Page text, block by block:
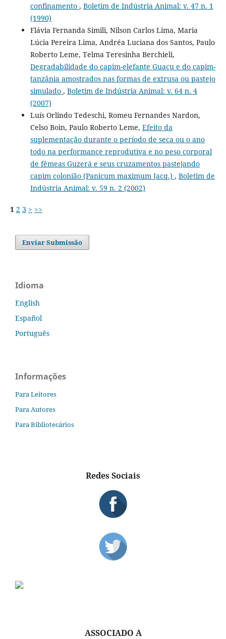
confinamento , Boletim de Indústria Animal: v. 47 n. 1
(1990)
Flávia Fernanda Simili, Nilson Carlos Lima, Maria
Lúcia Pereira Lima, Andréa Luciana dos Santos, Paulo
Roberto Leme, Telma Teresinha Berchieli,
Degradabilidade do capim-elefante Guaçu e do capim-
tanzânia amostrados nas formas de extrusa ou pastejo
simulado , Boletim de Indústria Animal: v. 64 n. 4
(2007)
Luís Orlindo Tedeschi, Romeu Fernandes Nardon,
Celso Boin, Paulo Roberto Leme, Efeito da
suplementação durante o período de seca ou o ano
todo na performance reprodutiva e no peso corporal
de fêmeas Guzerá e seus cruzamentos pastejando
capim colonião (Panicum maximum Jacq.) , Boletim de
Indústria Animal: v. 59 n. 2 (2002)
1 2 3 > >>
Enviar Submissão
Idioma
English
Español
Português
Informações
Para Leitores
Para Autores
Para Bibliotecários
Redes Sociais
ASSOCIADO A